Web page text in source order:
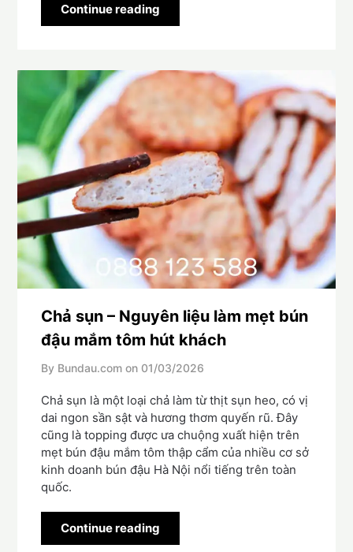
Continue reading
Chả sụn – Nguyên liệu làm mẹt bún
đậu mắm tôm hút khách
By Bundau.com on 01/03/2026
Chả sụn là một loại chả làm từ thịt sụn heo, có vị
dai ngon sần sật và hương thơm quyến rũ. Đây
cũng là topping được ưa chuộng xuất hiện trên
mẹt bún đậu mắm tôm thập cẩm của nhiều cơ sở
kinh doanh bún đậu Hà Nội nổi tiếng trên toàn
quốc.
Continue reading